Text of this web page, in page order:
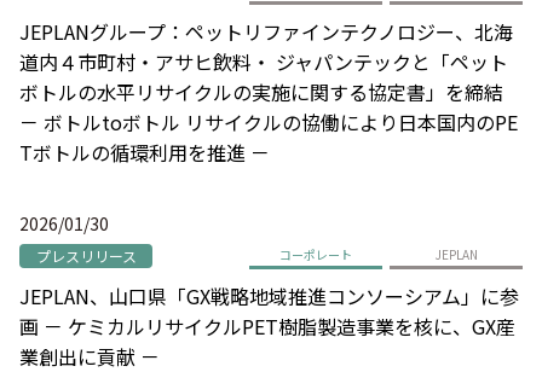
JEPLANグループ：ペットリファインテクノロジー、北海
道内４市町村・アサヒ飲料・ ジャパンテックと「ペット
ボトルの水平リサイクルの実施に関する協定書」を締結
－ ボトルtoボトル リサイクルの協働により日本国内のPE
Tボトルの循環利用を推進 －
2026/01/30
プレスリリース コーポレート JEPLAN
JEPLAN、山口県「GX戦略地域推進コンソーシアム」に参
画 － ケミカルリサイクルPET樹脂製造事業を核に、GX産
業創出に貢献 －